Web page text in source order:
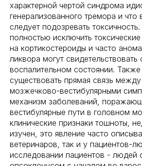
характерной чертой синдрома
генерализованного тремора и что
следует подозревать токсичность.
полностью исключить
на кортикостероиды и часто
ликвора могут свидетельствовать
воспалительном состоянии.
существовать прямая связь
мозжечково-вестибулярными
механизм заболеваний,
вестибулярные пути в головном
клинические признаки тошноты,
изучен, это явление часто
ветеринаров, так и у пациентов-
исследовании пациентов - людей